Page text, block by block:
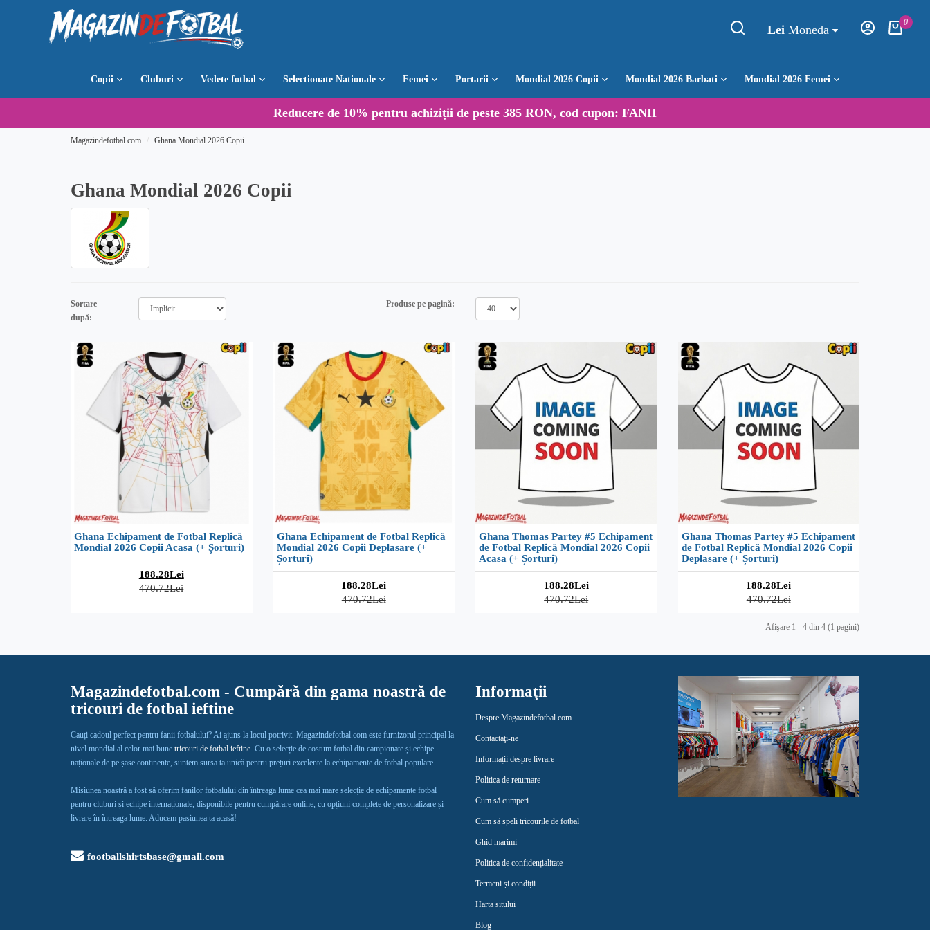
Lei Moneda
0
Copii Cluburi Vedete fotbal Selectionate Nationale Femei Portarii Mondial 2026 Copii Mondial 2026 Barbati Mondial 2026 Femei
Reducere de 10% pentru achiziții de peste 385 RON, cod cupon: FANII
Magazindefotbal.com Ghana Mondial 2026 Copii
Ghana Mondial 2026 Copii
Sortare
după:
Produse pe pagină:
Ghana Echipament de Fotbal Replică
Mondial 2026 Copii Acasa (+ Șorturi)
188.28Lei
470.72Lei
Ghana Echipament de Fotbal Replică
Mondial 2026 Copii Deplasare (+
Șorturi)
188.28Lei
470.72Lei
Ghana Thomas Partey #5 Echipament
de Fotbal Replică Mondial 2026 Copii
Acasa (+ Șorturi)
188.28Lei
470.72Lei
Ghana Thomas Partey #5 Echipament
de Fotbal Replică Mondial 2026 Copii
Deplasare (+ Șorturi)
188.28Lei
470.72Lei
Afişare 1 - 4 din 4 (1 pagini)
Magazindefotbal.com - Cumpără din gama noastră de
tricouri de fotbal ieftine
Cauți cadoul perfect pentru fanii fotbalului? Ai ajuns la locul potrivit. Magazindefotbal.com este furnizorul principal la
nivel mondial al celor mai bune tricouri de fotbal ieftine . Cu o selecție de costum fotbal din campionate și echipe
naționale de pe șase continente, suntem sursa ta unică pentru prețuri excelente la echipamente de fotbal populare.
Misiunea noastră a fost să oferim fanilor fotbalului din întreaga lume cea mai mare selecție de echipamente fotbal
pentru cluburi și echipe internaționale, disponibile pentru cumpărare online, cu opțiuni complete de personalizare și
livrare în întreaga lume. Aducem pasiunea ta acasă!
footballshirtsbase@gmail.com
Informaţii
Despre Magazindefotbal.com
Contactaţi-ne
Informații despre livrare
Politica de returnare
Cum să cumperi
Cum să speli tricourile de fotbal
Ghid marimi
Politica de confidențialitate
Termeni și condiții
Harta sitului
Blog